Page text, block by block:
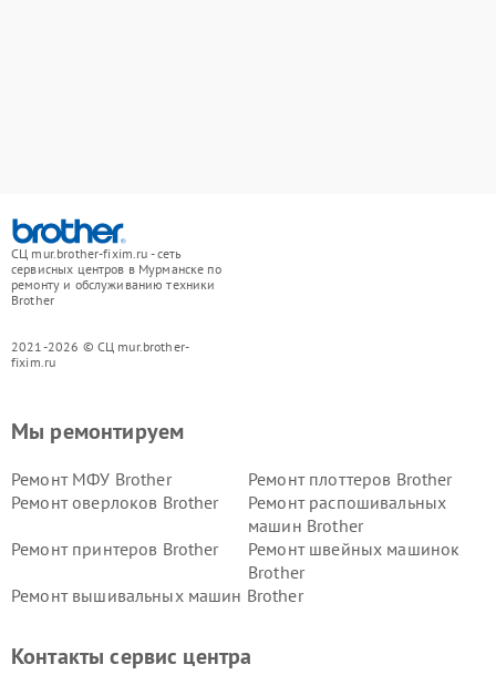
СЦ mur.brother-fixim.ru - сеть
сервисных центров в Мурманске по
ремонту и обслуживанию техники
Brother
2021-2026 © СЦ mur.brother-
fixim.ru
Мы ремонтируем
Ремонт МФУ Brother
Ремонт плоттеров Brother
Ремонт оверлоков Brother
Ремонт распошивальных
машин Brother
Ремонт принтеров Brother
Ремонт швейных машинок
Brother
Ремонт вышивальных машин Brother
Контакты сервис центра